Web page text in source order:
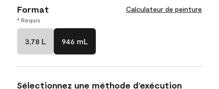
Format Calculateur de peinture
* Requis
3,78 L 946 mL
Sélectionnez une méthode d’exécution